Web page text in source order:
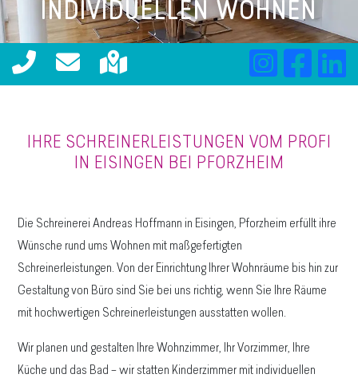
INDIVIDUELLEN WOHNEN
IHRE SCHREINERLEISTUNGEN VOM PROFI
IN EISINGEN BEI PFORZHEIM
Die Schreinerei Andreas Hoffmann in Eisingen, Pforzheim erfüllt ihre
Wünsche rund ums Wohnen mit maßgefertigten
Schreinerleistungen. Von der Einrichtung Ihrer Wohnräume bis hin zur
Gestaltung von Büro sind Sie bei uns richtig, wenn Sie Ihre Räume
mit hochwertigen Schreinerleistungen ausstatten wollen.
Wir planen und gestalten Ihre Wohnzimmer, Ihr Vorzimmer, Ihre
Küche und das Bad – wir statten Kinderzimmer mit individuellen